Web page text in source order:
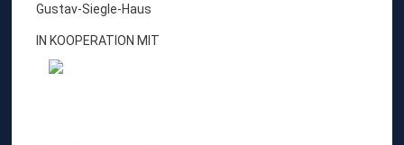
Gustav-Siegle-Haus
IN KOOPERATION MIT